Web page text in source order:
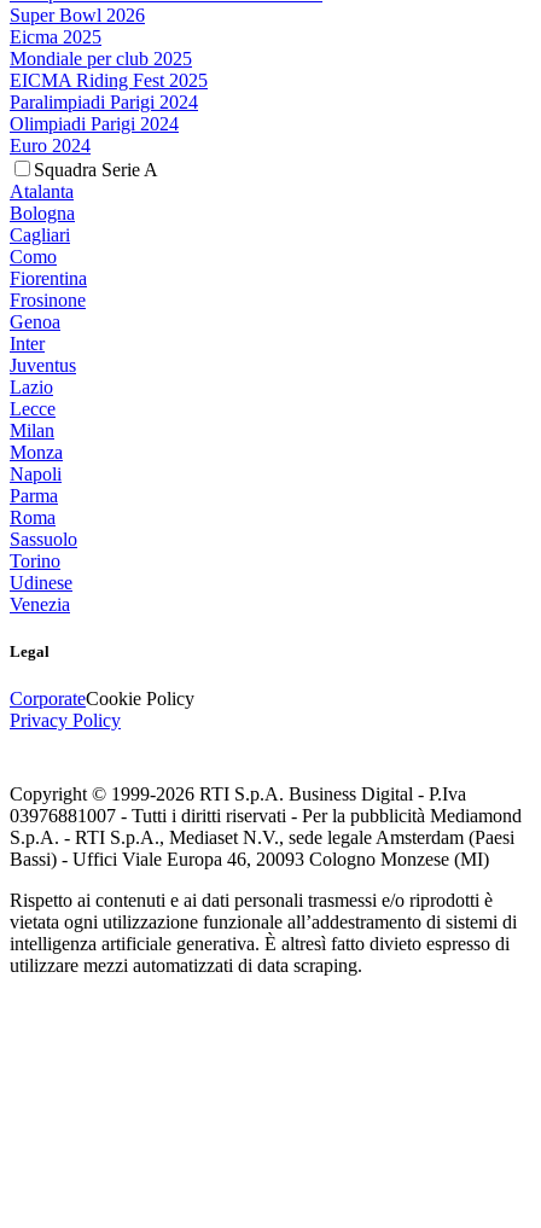
Super Bowl 2026
Eicma 2025
Mondiale per club 2025
EICMA Riding Fest 2025
Paralimpiadi Parigi 2024
Olimpiadi Parigi 2024
Euro 2024
Squadra Serie A
Atalanta
Bologna
Cagliari
Como
Fiorentina
Frosinone
Genoa
Inter
Juventus
Lazio
Lecce
Milan
Monza
Napoli
Parma
Roma
Sassuolo
Torino
Udinese
Venezia
Legal
CorporateCookie Policy
Privacy Policy
Copyright © 1999-2026 RTI S.p.A. Business Digital - P.Iva
03976881007 - Tutti i diritti riservati - Per la pubblicità Mediamond
S.p.A. - RTI S.p.A., Mediaset N.V., sede legale Amsterdam (Paesi
Bassi) - Uffici Viale Europa 46, 20093 Cologno Monzese (MI)
Rispetto ai contenuti e ai dati personali trasmessi e/o riprodotti è
vietata ogni utilizzazione funzionale all’addestramento di sistemi di
intelligenza artificiale generativa. È altresì fatto divieto espresso di
utilizzare mezzi automatizzati di data scraping.